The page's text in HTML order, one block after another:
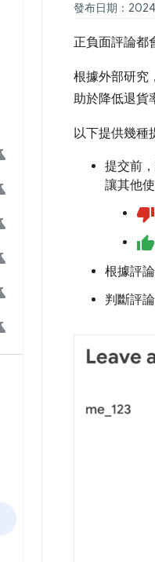
發布日期：
正負面評論都
根據外部研究
助於降低退貨
以下提供幾種
提交前
讓其他
根據評
判斷評